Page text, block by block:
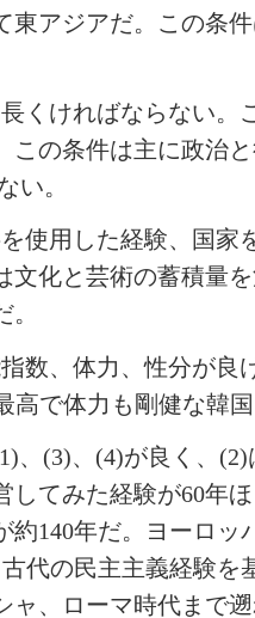
東アジアだ。この条
くければならない。
この条件は主に政治
い。
使用した経験、国家
文化と芸術の蓄積量
数、体力、性分が良
高で体力も剛健な韓
、(3)、(4)が良く、
してみた経験が60年
約140年だ。ヨーロッ
古代の民主主義経験
ャ、ローマ時代まで